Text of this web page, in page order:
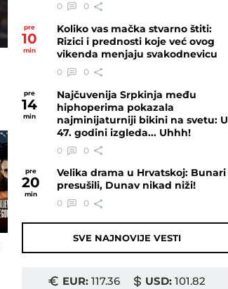
0 0
pre
10
min
Koliko vas mačka stvarno štiti:
Rizici i prednosti koje već ovog
vikenda menjaju svakodnevicu
0 0
pre
14
min
Najčuvenija Srpkinja među
hiphoperima pokazala
najminijaturniji bikini na svetu: U
47. godini izgleda... Uhhh!
0 0
pre
20
min
Velika drama u Hrvatskoj: Bunari
presušili, Dunav nikad niži!
0 0
SVE NAJNOVIJE VESTI
EUR:117.36 USD: 101.82